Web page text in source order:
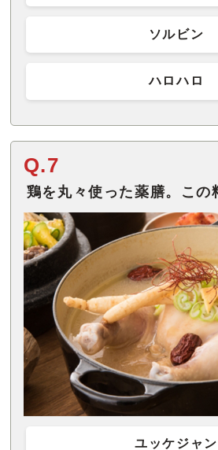
ソルビン
ハロハロ
Q.7
鶏を丸々使った薬膳。この
ユッケジャン